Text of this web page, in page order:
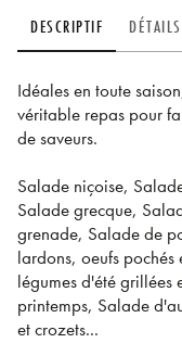
DESCRIPTIF DÉTAILS
Idéales en toute
véritable repas pour
de saveurs.
Salade niçoise,
Salade grecque,
grenade, Salade de
lardons, oeufs
légumes d'été grillées
printemps, Salade
et crozets...